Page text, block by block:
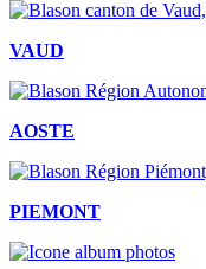
VAUD
AOSTE
PIEMONT